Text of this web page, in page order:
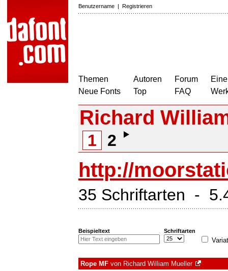
Benutzername | Registrieren
Themen
Neue Fonts
Autoren
Top
Forum
FAQ
Richard
1 2
http://
35 Schriftarten -
Beispieltext Schriftarten
Rope MF von Richard William Mueller